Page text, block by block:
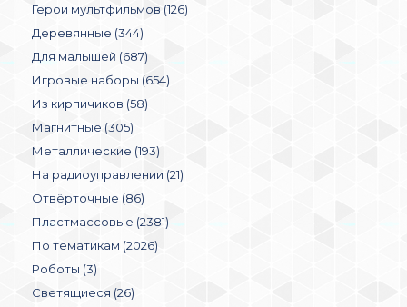
Герои мультфильмов (126)
Деревянные (344)
Для малышей (687)
Игровые наборы (654)
Из кирпичиков (58)
Магнитные (305)
Металлические (193)
На радиоуправлении (21)
Отвёрточные (86)
Пластмассовые (2381)
По тематикам (2026)
Роботы (3)
Светящиеся (26)